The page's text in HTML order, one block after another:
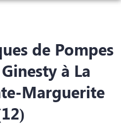
de Pompes
à La
Marguerite